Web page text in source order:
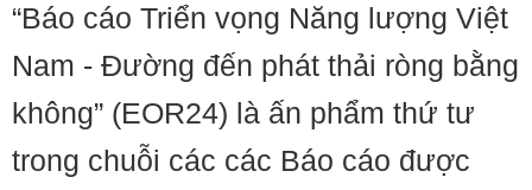
“Báo cáo Triển vọng Năng lượng Việt
Nam - Đường đến phát thải ròng bằng
không” (EOR24) là ấn phẩm thứ tư
trong chuỗi các các Báo cáo được